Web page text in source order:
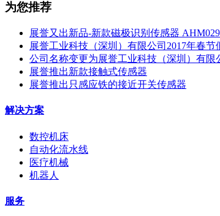
为您推荐
展誉又出新品-新款磁极识别传感器
展誉工业科技（深圳）有限公司2017年春节
公司名称变更为展誉工业科技（深圳）有限
展誉推出新款接触式传感器
展誉推出只感应铁的接近开关传感器
解决方案
数控机床
自动化流水线
医疗机械
机器人
服务